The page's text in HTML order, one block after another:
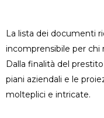
La lista dei documenti
incomprensibile per chi
Dalla finalità del
piani aziendali e le
molteplici e intricate.